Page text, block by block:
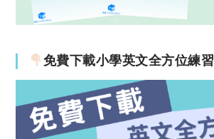
免費下載小學英文全方位練習